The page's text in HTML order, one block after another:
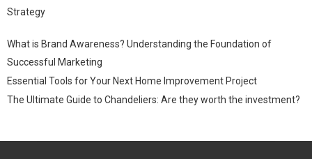
Strategy
What is Brand Awareness? Understanding the Foundation of
Successful Marketing
Essential Tools for Your Next Home Improvement Project
The Ultimate Guide to Chandeliers: Are they worth the investment?